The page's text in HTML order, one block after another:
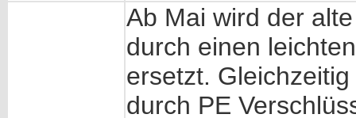
Ab Mai wird der
durch einen
ersetzt.
durch PE